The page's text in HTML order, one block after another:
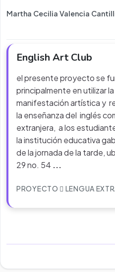
Martha Cecilia Valencia
English Art Club
el presente proyecto se
principalmente en utilizar
manifestación artística y
la enseñanza del inglés
extranjera, a los
la institución educativa
de la jornada de la tarde,
29 no. 54 ...
PROYECTO LENGUA